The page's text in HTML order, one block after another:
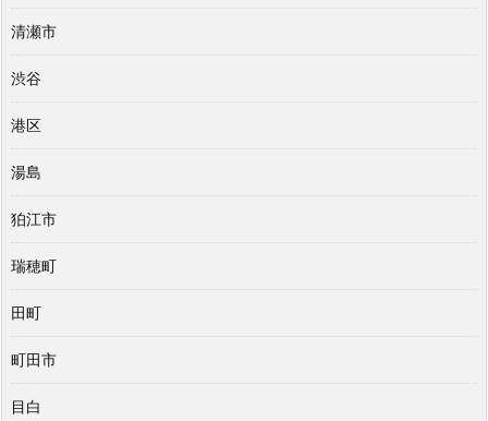
清瀬市
渋谷
港区
湯島
狛江市
瑞穂町
田町
町田市
目白